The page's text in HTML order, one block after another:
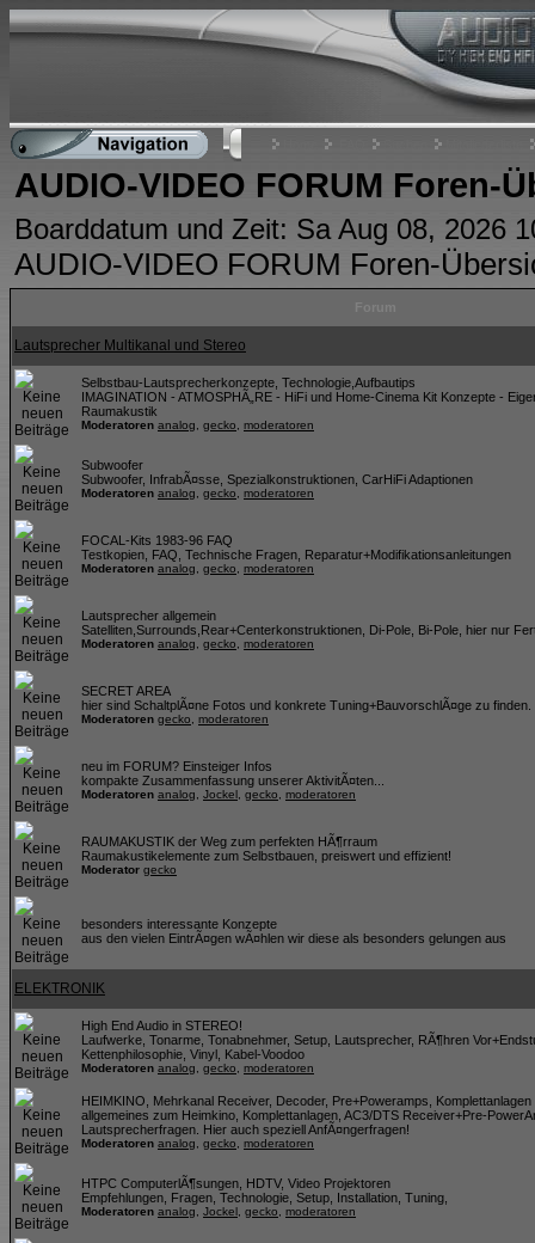
AUDIO-VIDEO FORUM Foren-
Boarddatum und Zeit: Sa Aug 08, 2026
AUDIO-VIDEO FORUM Foren-
Lautsprecher Multikanal und Stereo
Selbstbau-Lautsprecherkonzepte, Technologie,Aufbautips
IMAGINATION - ATMOSPHÃ„RE - HiFi und Home-Cinema Kit Konzepte -
Raumakustik
Moderatoren analog gecko moderatoren
Subwoofer
Subwoofer, InfrabÃ¤sse, Spezialkonstruktionen, CarHiFi Adaptionen
Moderatoren analog gecko moderatoren
FOCAL-Kits 1983-96 FAQ
Testkopien, FAQ, Technische Fragen, Reparatur+Modifikationsanleitungen
Moderatoren analog gecko moderatoren
Lautsprecher allgemein
Satelliten,Surrounds,Rear+Centerkonstruktionen, Di-Pole, Bi-Pole, hier nur
Moderatoren analog gecko moderatoren
SECRET AREA
hier sind SchaltplÃ¤ne Fotos und konkrete Tuning+BauvorschlÃ¤ge zu
Moderatoren gecko moderatoren
neu im FORUM? Einsteiger Infos
kompakte Zusammenfassung unserer AktivitÃ¤ten...
Moderatoren analog Jockel gecko moderatoren
RAUMAKUSTIK der Weg zum perfekten HÃ¶rraum
Raumakustikelemente zum Selbstbauen, preiswert und effizient!
Moderator gecko
besonders interessante Konzepte
aus den vielen EintrÃ¤gen wÃ¤hlen wir diese als besonders gelungen aus
ELEKTRONIK
High End Audio in STEREO!
Laufwerke, Tonarme, Tonabnehmer, Setup, Lautsprecher, RÃ¶hren
Kettenphilosophie, Vinyl, Kabel-Voodoo
Moderatoren analog gecko moderatoren
HEIMKINO, Mehrkanal Receiver, Decoder, Pre+Poweramps, Komplettanlagen
allgemeines zum Heimkino, Komplettanlagen, AC3/DTS Receiver+Pre-
Lautsprecherfragen. Hier auch speziell AnfÃ¤ngerfragen!
Moderatoren analog gecko moderatoren
HTPC ComputerlÃ¶sungen, HDTV, Video Projektoren
Empfehlungen, Fragen, Technologie, Setup, Installation, Tuning,
Moderatoren analog Jockel gecko moderatoren